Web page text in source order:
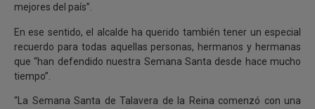
mejores del país”.
En ese sentido, el alcalde ha querido también tener un especial
recuerdo para todas aquellas personas, hermanos y hermanas
que “han defendido nuestra Semana Santa desde hace mucho
tiempo”.
“La Semana Santa de Talavera de la Reina comenzó con una